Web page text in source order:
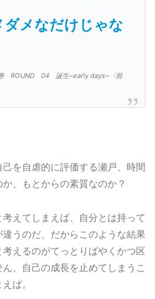
ダメなだけじゃな
ROUND 04 誕生~early days~〈前
を自虐的に評価する瀬戸、時間
、もとからの素質なのか？
えてしまえば、自分とは持って
うのだ、だからこのような結果
えるのがてっとりばやくかつ区
、自己の成長を止めてしまうこ
ば。